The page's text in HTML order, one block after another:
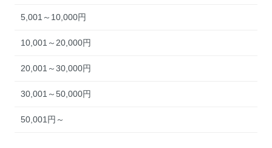
5,001～10,000円
10,001～20,000円
20,001～30,000円
30,001～50,000円
50,001円～